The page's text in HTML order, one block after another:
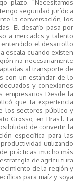
plazo. "Necesitamos
seguridad jurídica
la conversación, los
El desafío pasa por
a mercados y talento
entendido el desarrollo
escala cuando existen
no necesariamente
al transporte de
con un estándar de lo
y conexiones
empresarios Desde la
que la experiencia
los sectores público y
Grosso, en Brasil. La
de convertir la
específica para las
utilizando
prácticas mucho más
de agricultura
de la región y
para maíz y soya